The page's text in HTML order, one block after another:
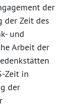
der
der Zeit des
und
Arbeit der
Zeit in
der